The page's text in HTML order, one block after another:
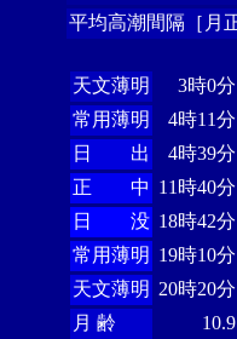
平均高潮間隔［月
天文薄明
3時0分
常用薄明
4時11分
日 出
4時39分
正 中 11時40分
日 没 18時42分
常用薄明 19時10分
天文薄明 20時20分
月 齢
10.9